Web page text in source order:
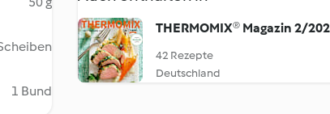
1 Bund
THERMOMIX® Magazin 2/
42 Rezepte
Deutschland